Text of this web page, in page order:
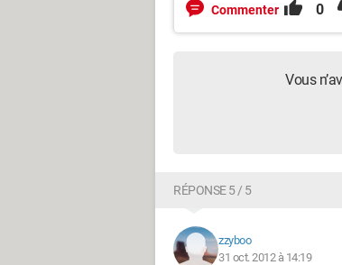
Commenter 0
Vous
RÉPONSE 5 / 5
zzyboo
31 oct. 2012 à 14:19